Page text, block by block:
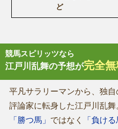
ど
競馬スピリッツなら
江戸川乱舞の予想が完全
平凡サラリーマンから、独
評論家に転身した江戸川乱舞
「勝つ馬」 ではなく 「負け